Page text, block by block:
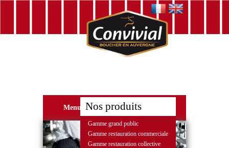
Menu Nos produits
Gamme grand public
Gamme restauration commerciale
Gamme restauration collective